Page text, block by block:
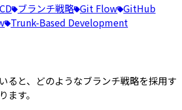
ブランチ戦略 Git Flow GitHub
Trunk-Based Development
ると、どのようなブランチ戦略を採用す
ます。